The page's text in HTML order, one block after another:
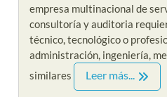
empresa multinacional de
consultoría y auditoria
técnico, tecnológico o
administración, ingeniería,
similares
Leer más...